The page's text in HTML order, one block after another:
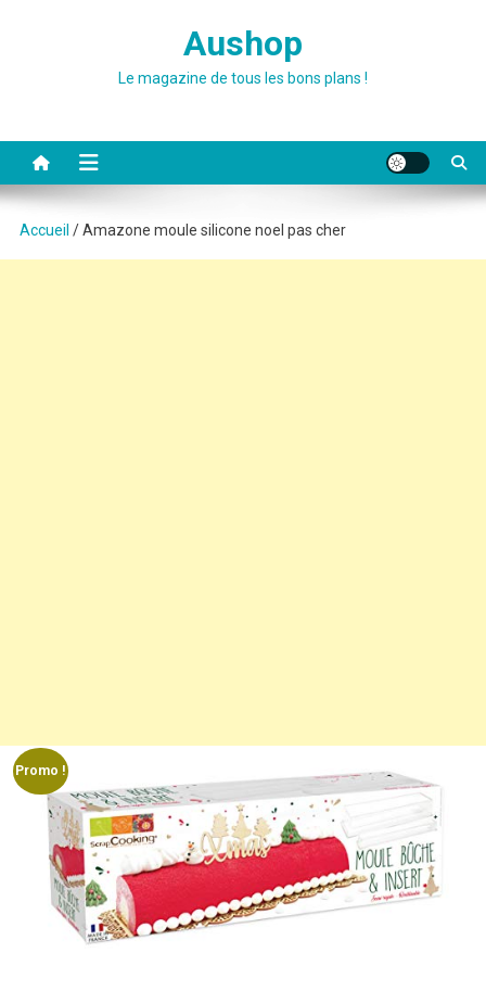
Aushop
Le magazine de tous les bons plans !
Accueil / Amazone moule silicone noel pas cher
Promo !